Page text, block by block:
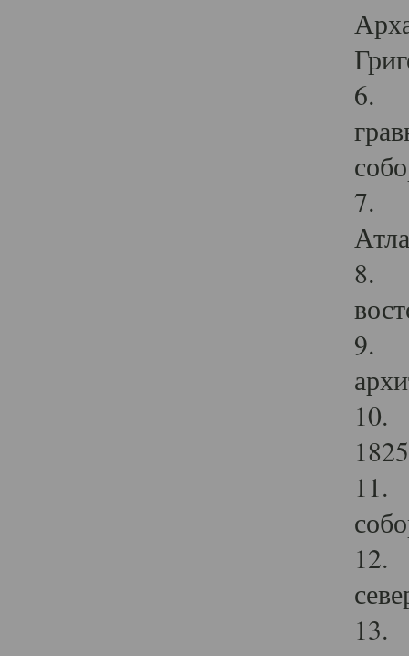
6.
7.
8.
9.
10.
11.
12.
13.